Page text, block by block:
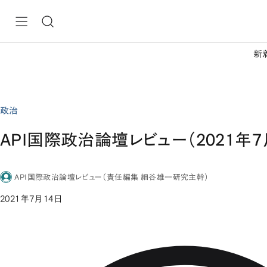
新
政治
API国際政治論壇レビュー（2021年7
API国際政治論壇レビュー（責任編集 細谷雄一研究主幹）
2021年7月14日